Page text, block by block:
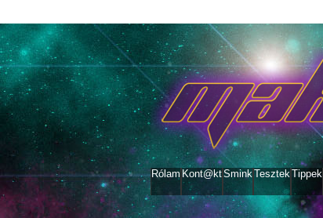
Rólam Kont@ktSminkTesztekTippek